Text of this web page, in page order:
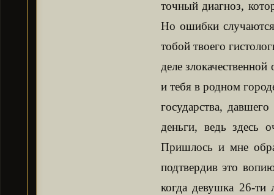
точный диагноз,
Но ошибки
тобой твоего
деле
и тебя в родном
государства,
деньги, ведь здесь
Пришлось и мне
подтвердив это
когда девушка 26-ти